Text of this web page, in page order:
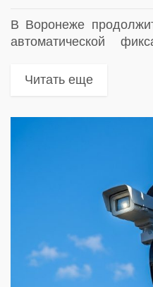
В Воронеже
автоматической
два комплекса
Читать еще